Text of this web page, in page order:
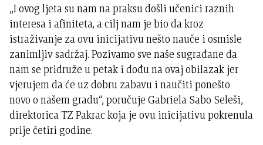
„I ovog ljeta su nam na praksu došli učenici raznih
interesa i afiniteta, a cilj nam je bio da kroz
istraživanje za ovu inicijativu nešto nauče i osmisle
zanimljiv sadržaj. Pozivamo sve naše sugrađane da
nam se pridruže u petak i dođu na ovaj obilazak jer
vjerujem da će uz dobru zabavu i naučiti ponešto
novo o našem gradu“, poručuje Gabriela Sabo Seleši,
direktorica TZ Pakrac koja je ovu inicijativu pokrenula
prije četiri godine.